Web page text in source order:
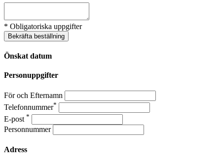
* Obligatoriska uppgifter
Bekräfta beställning
Önskat datum
Personuppgifter
För och Efternamn
Telefonnummer*
E-post *
Personnummer
Adress